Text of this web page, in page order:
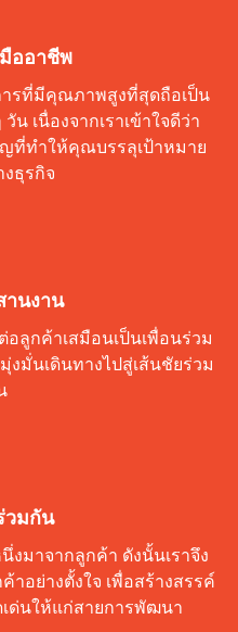
ออาชีพ
รที่มีคุณภาพสูงที่สุดถือเป็น
เนื่องจากเราเข้าใจดีว่า
ที่ทำให้คุณบรรลุเป้าหมาย
งธุรกิจ
านงาน
ลูกค้าเสมือนเป็นเพื่อนร่วม
มั่นเดินทางไปสู่เส้นชัยร่วม
วมกัน
มาจากลูกค้า ดังนั้นเราจึง
อย่างตั้งใจ เพื่อสร้างสรรค์
ด่นให้แก่สายการพัฒนา